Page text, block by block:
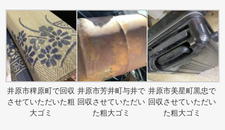
井原市稗原町で回収
させていただいた粗
大ゴミ
井原市芳井町与井で
回収させていただい
た粗大ゴミ
井原市美星町黒忠で
回収させていただい
た粗大ゴミ